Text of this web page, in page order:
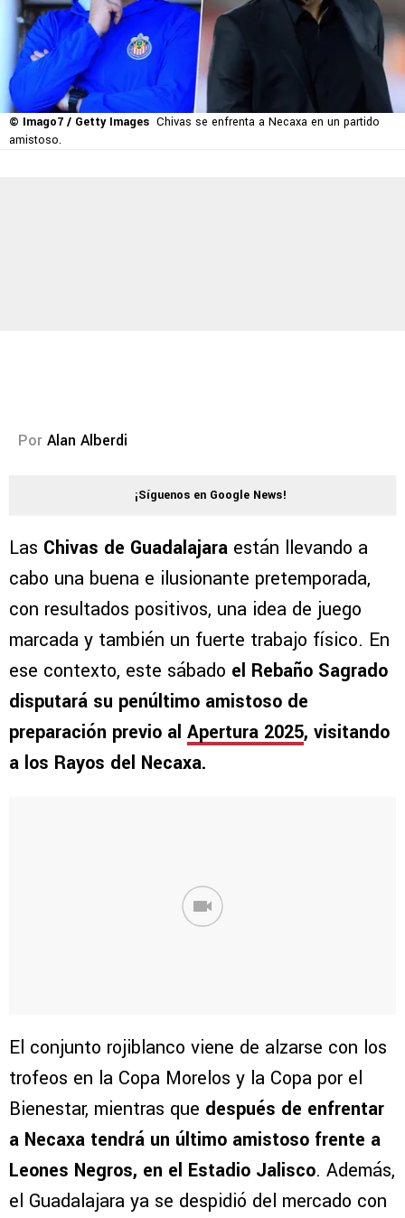
© Imago7 / Getty Images Chivas se enfrenta a Necaxa en un partido
amistoso.
Por Alan Alberdi
¡Síguenos en Google News!
Las Chivas de Guadalajara están llevando a
cabo una buena e ilusionante pretemporada,
con resultados positivos, una idea de juego
marcada y también un fuerte trabajo físico. En
ese contexto, este sábado el Rebaño Sagrado
disputará su penúltimo amistoso de
preparación previo al Apertura 2025, visitando
a los Rayos del Necaxa.
El conjunto rojiblanco viene de alzarse con los
trofeos en la Copa Morelos y la Copa por el
Bienestar, mientras que después de enfrentar
a Necaxa tendrá un último amistoso frente a
Leones Negros, en el Estadio Jalisco. Además,
el Guadalajara ya se despidió del mercado con